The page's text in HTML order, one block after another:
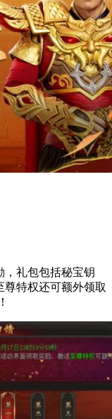
，礼包包括秘宝钥
尊特权还可额外领取